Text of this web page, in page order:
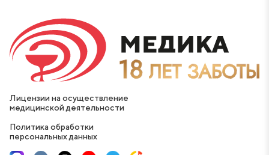
Лицензии на осуществление
медицинской деятельности
Политика обработки
персональных данных